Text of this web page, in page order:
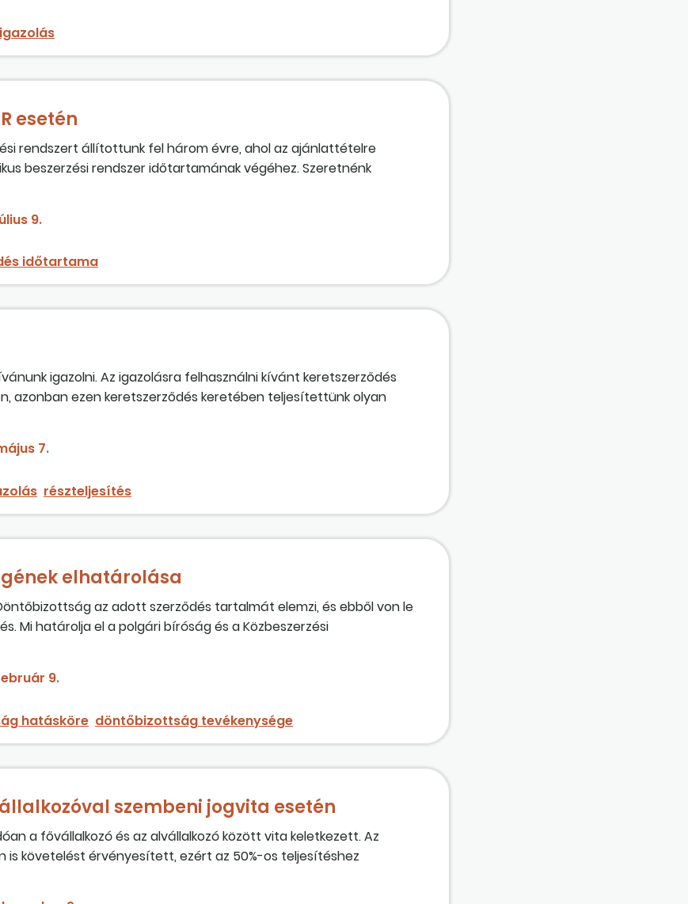
esetén
rendszert állítottunk fel három évre, ahol az ajánlattételre
beszerzési rendszer időtartamának végéhez. Szeretnénk
kötött szerződések túlnyúlhatnak a dinamikus beszerzési
9.
időtartama
igazolni. Az igazolásra felhasználni kívánt keretszerződés
azonban ezen keretszerződés keretében teljesítettünk olyan
mindenben megfelelnek, beleértve az
már teljesítésre kerültek a megrendelések, továbbá a
keretében történt részteljesítések felhasználhatók-e a
7.
részteljesítés
elhatárolása
az adott szerződés tartalmát elemzi, és ebből von le
Mi határolja el a polgári bíróság és a Közbeszerzési
szerződés tartalmának jogértelmezése is a feladatai közé
9.
hatásköre döntőbizottság tevékenysége
szembeni jogvita esetén
a fővállalkozó és az alvállalkozó között vita keletkezett. Az
is követelést érvényesített, ezért az 50%-os teljesítéshez
szerződését, már új alvállalkozók dolgoznak a területen. A